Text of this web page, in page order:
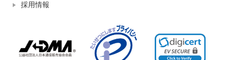
採用情報